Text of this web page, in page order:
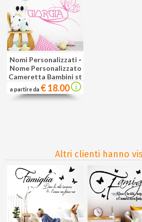
Nomi Personalizzati -
Nome Personalizzato
Cameretta Bambini st
a partire da € 18.00
Altri clienti hanno